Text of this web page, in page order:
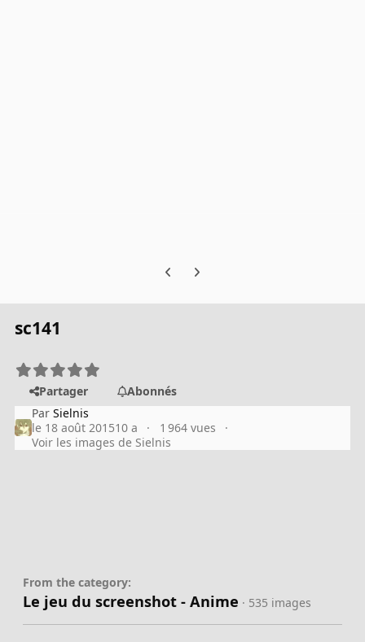
Previous carousel slide
Next carousel slide
sc141
Partager
Abonnés
ParSielnis
le 18 août 201510 a
1 964 vues
Voir les images de Sielnis
From the category:
Le jeu du screenshot - Anime · 535 images